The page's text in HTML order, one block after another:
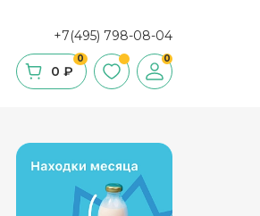
+7(495) 798-08-04
0
0 ₽
0